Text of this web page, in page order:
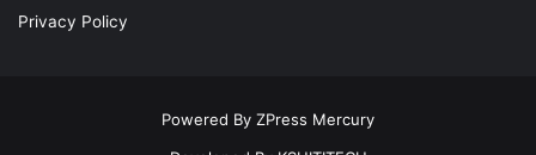
Privacy Policy
Powered By ZPress Mercury